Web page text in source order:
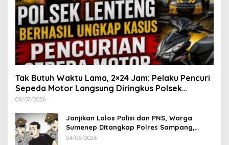
Tak Butuh Waktu Lama, 2×24 Jam: Pelaku Pencuri
Sepeda Motor Langsung Diringkus Polsek
Lenteng di Wilayah Manding
09/07/2026
Janjikan Lolos Polisi dan PNS, Warga
Sumenep Ditangkap Polres Sampang,
Korban Rugi Rp 600 juta
04/06/2026